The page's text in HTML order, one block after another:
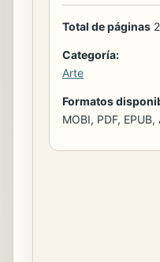
Total de páginas
Categoría:
Arte
Formatos
MOBI, PDF, EPUB,